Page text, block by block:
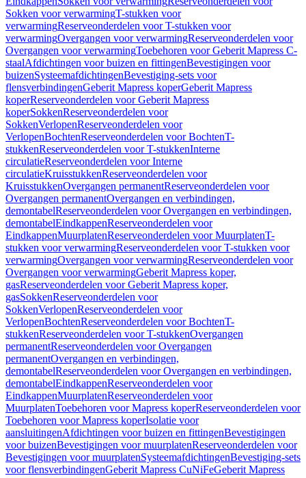
Sokken voor verwarmingT-stukken voor
verwarmingReserveonderdelen voor T-stukken voor
verwarmingOvergangen voor verwarmingReserveonderdelen voor
Overgangen voor verwarmingToebehoren voor Geberit Mapress C-
staalAfdichtingen voor buizen en fittingenBevestigingen voor
buizenSysteemafdichtingenBevestiging-sets voor
flensverbindingenGeberit Mapress koperGeberit Mapress
koperReserveonderdelen voor Geberit Mapress
koperSokkenReserveonderdelen voor
SokkenVerlopenReserveonderdelen voor
VerlopenBochtenReserveonderdelen voor BochtenT-
stukkenReserveonderdelen voor T-stukkenInterne
circulatieReserveonderdelen voor Interne
circulatieKruisstukkenReserveonderdelen voor
KruisstukkenOvergangen permanentReserveonderdelen voor
Overgangen permanentOvergangen en verbindingen,
demontabelReserveonderdelen voor Overgangen en verbindingen,
demontabelEindkappenReserveonderdelen voor
EindkappenMuurplatenReserveonderdelen voor MuurplatenT-
stukken voor verwarmingReserveonderdelen voor T-stukken voor
verwarmingOvergangen voor verwarmingReserveonderdelen voor
Overgangen voor verwarmingGeberit Mapress koper,
gasReserveonderdelen voor Geberit Mapress koper,
gasSokkenReserveonderdelen voor
SokkenVerlopenReserveonderdelen voor
VerlopenBochtenReserveonderdelen voor BochtenT-
stukkenReserveonderdelen voor T-stukkenOvergangen
permanentReserveonderdelen voor Overgangen
permanentOvergangen en verbindingen,
demontabelReserveonderdelen voor Overgangen en verbindingen,
demontabelEindkappenReserveonderdelen voor
EindkappenMuurplatenReserveonderdelen voor
MuurplatenToebehoren voor Mapress koperReserveonderdelen voor
Toebehoren voor Mapress koperIsolatie voor
aansluitingenAfdichtingen voor buizen en fittingenBevestigingen
voor buizenBevestigingen voor muurplatenReserveonderdelen voor
Bevestigingen voor muurplatenSysteemafdichtingenBevestiging-sets
voor flensverbindingenGeberit Mapress CuNiFeGeberit Mapress